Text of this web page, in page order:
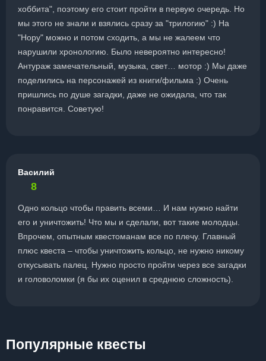
хоббита", поэтому его стоит пройти в первую очередь. Но
мы этого не знали и взялись сразу за "трилогию" :) На
"Нору" можно и потом сходить, а мы не жалеем что
нарушили хронологию. Было невероятно интересно!
Антураж замечательный, музыка, свет… мотор :) Мы даже
поделились на персонажей из книги/фильма :) Очень
пришлись по душе загадки, даже не ожидала, что так
понравится. Советую!
Василий
8
Одно кольцо чтобы править всеми… И нам нужно найти
его и уничтожить! Что мы и сделали, вот такие молодцы.
Впрочем, опытным квестоманам все по плечу. Главный
плюс квеста – чтобы уничтожить кольцо, не нужно никому
откусывать палец. Нужно просто пройти через все загадки
и головоломки (я бы их оценил в среднюю сложность).
Популярные квесты